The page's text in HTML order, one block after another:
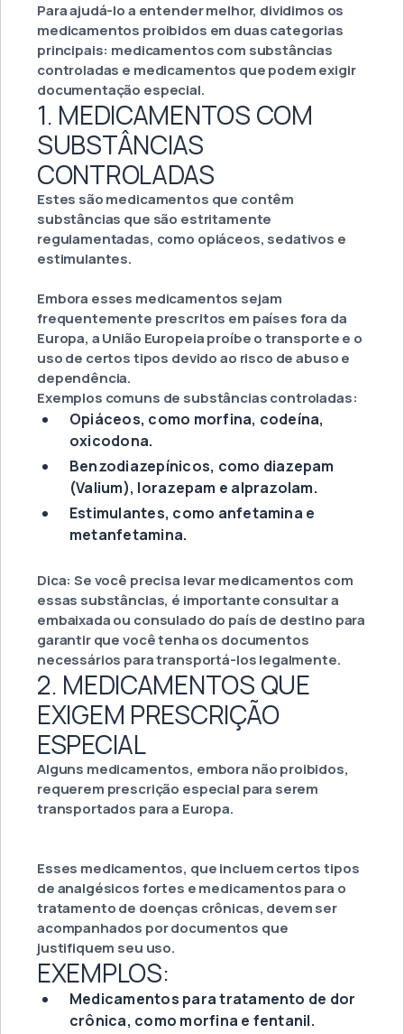
Para ajudá-lo a entender melhor, dividimos os
medicamentos proibidos em duas categorias
principais: medicamentos com substâncias
controladas e medicamentos que podem exigir
documentação especial.
1. MEDICAMENTOS COM
SUBSTÂNCIAS
CONTROLADAS
Estes são medicamentos que contêm
substâncias que são estritamente
regulamentadas, como opiáceos, sedativos e
estimulantes.
Embora esses medicamentos sejam
frequentemente prescritos em países fora da
Europa, a União Europeia proíbe o transporte e o
uso de certos tipos devido ao risco de abuso e
dependência.
Exemplos comuns de substâncias controladas:
Opiáceos, como morfina, codeína,
oxicodona.
Benzodiazepínicos, como diazepam
(Valium), lorazepam e alprazolam.
Estimulantes, como anfetamina e
metanfetamina.
Dica: Se você precisa levar medicamentos com
essas substâncias, é importante consultar a
embaixada ou consulado do país de destino para
garantir que você tenha os documentos
necessários para transportá-los legalmente.
2. MEDICAMENTOS QUE
EXIGEM PRESCRIÇÃO
ESPECIAL
Alguns medicamentos, embora não proibidos,
requerem prescrição especial para serem
transportados para a Europa.
Esses medicamentos, que incluem certos tipos
de analgésicos fortes e medicamentos para o
tratamento de doenças crônicas, devem ser
acompanhados por documentos que
justifiquem seu uso.
EXEMPLOS:
Medicamentos para tratamento de dor
crônica, como morfina e fentanil.